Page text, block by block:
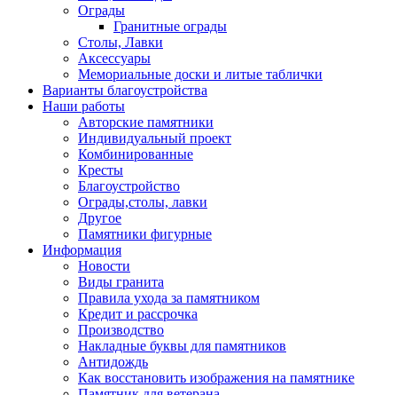
Ограды
Гранитные ограды
Столы, Лавки
Аксессуары
Мемориальные доски и литые таблички
Варианты благоустройства
Наши работы
Авторские памятники
Индивидуальный проект
Комбинированные
Кресты
Благоустройство
Ограды,столы, лавки
Другое
Памятники фигурные
Информация
Новости
Виды гранита
Правила ухода за памятником
Кредит и рассрочка
Производство
Накладные буквы для памятников
Антидождь
Как восстановить изображения на памятнике